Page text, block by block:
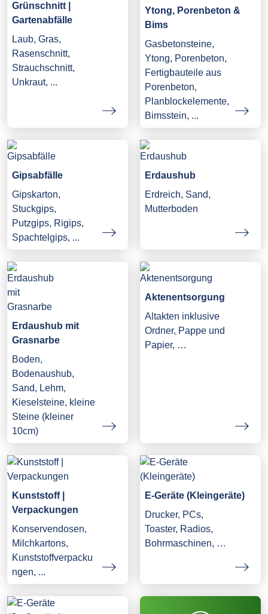
Grünschnitt |
Gartenabfälle
Laub, Gras,
Rasenschnitt,
Strauchschnitt,
Unkraut, ...
Ytong, Porenbeton &
Bims
Gasbetonsteine,
Ytong, Porenbeton,
Fertigbauteile aus
Porenbeton,
Planblockelemente,
Bimsstein, ...
Gipsabfälle
Gipskarton,
Stuckgips,
Putzgips, Rigips,
Spachtelgips, ...
Erdaushub
Erdreich, Sand,
Mutterboden
Erdaushub mit
Grasnarbe
Boden,
Bodenaushub,
Sand, Lehm,
Kieselsteine, kleine
Steine (kleiner
10cm)
Aktenentsorgung
Altakten inklusive
Ordner, Pappe und
Papier, …
Kunststoff |
Verpackungen
Konservendosen,
Milchkartons,
Kunststoffverpacku
ngen, ...
E-Geräte (Kleingeräte)
Drucker, PCs,
Toaster, Radios,
Bohrmaschinen, …